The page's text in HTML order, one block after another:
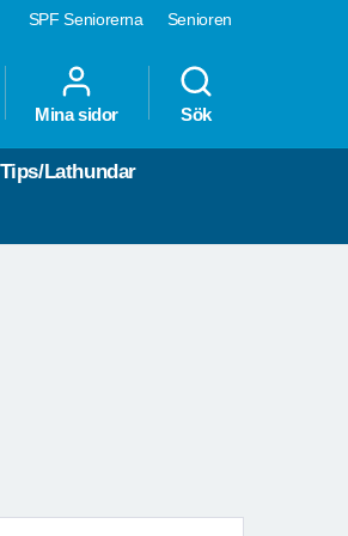
SPF Seniorerna Senioren
Mina sidor Sök
Tips/Lathundar